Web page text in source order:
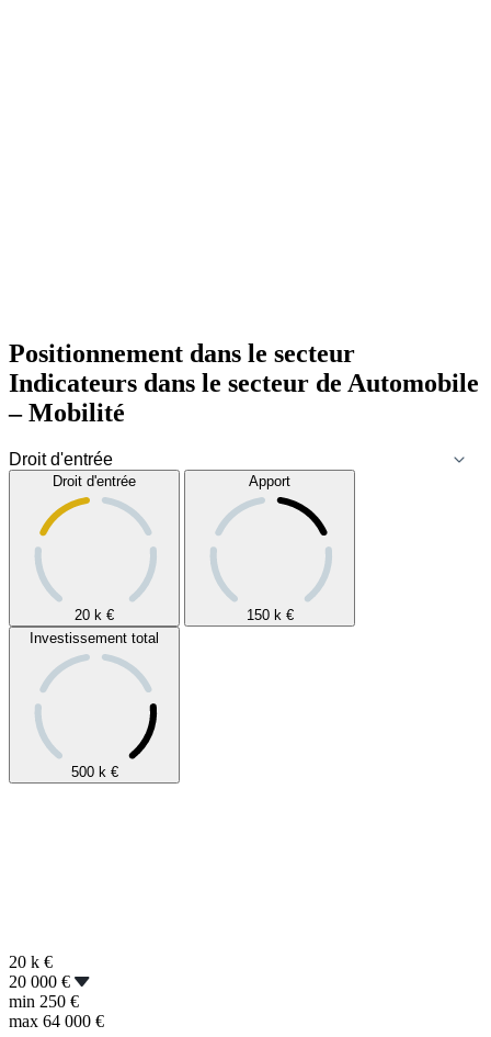
Positionnement dans le secteur
Indicateurs dans le secteur de Automobile
– Mobilité
Droit d'entrée
20 k €
Apport
150 k €
Investissement total
500 k €
20 k €
20 000 €
min 250 €
max 64 000 €